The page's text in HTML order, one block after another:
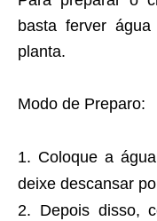
basta ferver
planta.
Modo de Preparo:
Coloque a
deixe descansar
Depois disso,